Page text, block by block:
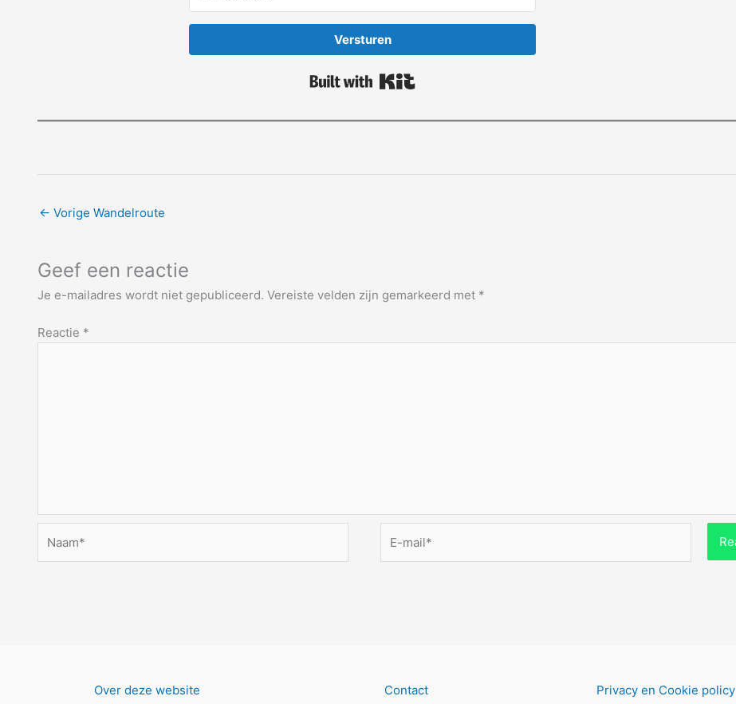
Versturen
← Vorige Wandelroute
Geef een reactie
Je e-mailadres wordt niet gepubliceerd. Vereiste velden zijn gemarkeerd met *
Reactie *
mail*
Over deze website Contact Privacy en Cookie policy